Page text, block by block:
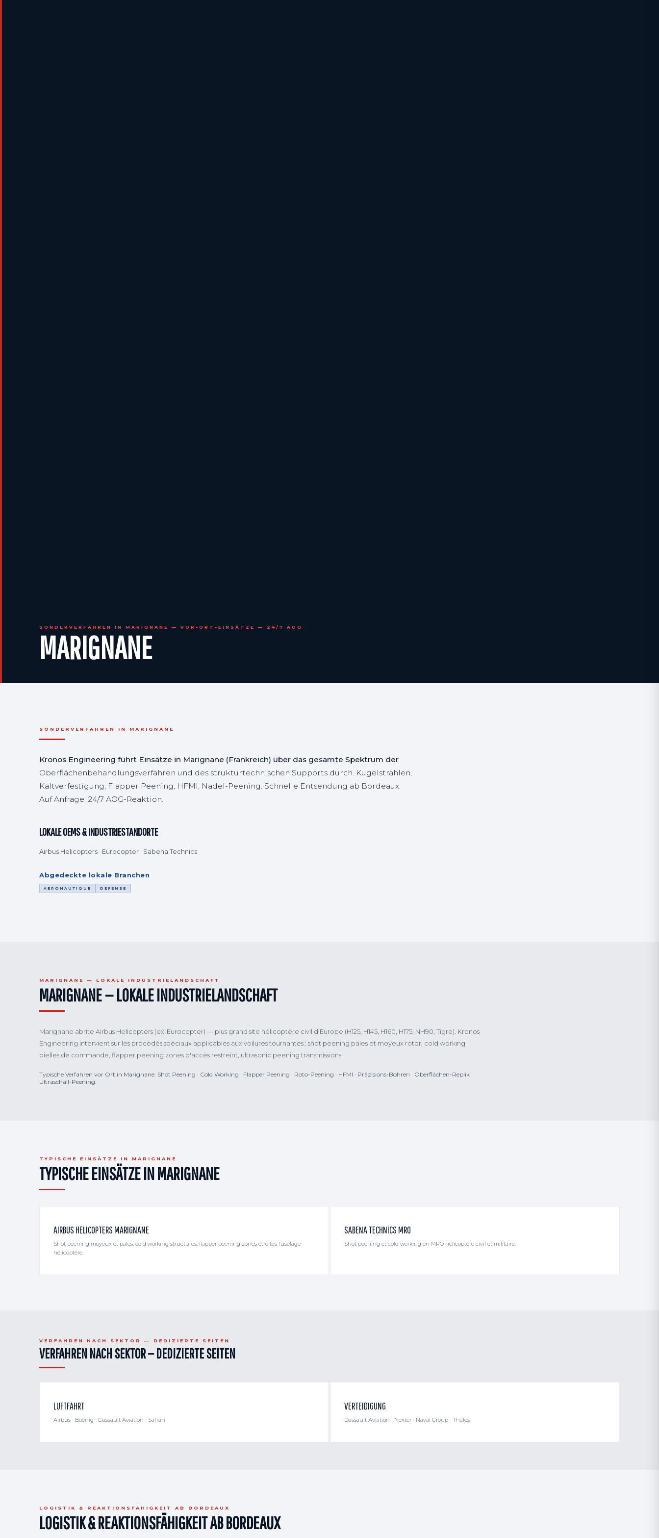
SONDERVERFAHREN IN MARIGNANE — VOR-ORT-EINSÄTZE — 24/7 AOG
MARIGNANE
SONDERVERFAHREN IN MARIGNANE
Kronos Engineering führt Einsätze in Marignane (Frankreich) über das gesamte Spektrum der
Oberflächenbehandlungsverfahren und des strukturtechnischen Supports durch. Kugelstrahlen,
Kaltverfestigung, Flapper Peening, HFMI, Nadel-Peening. Schnelle Entsendung ab Bordeaux.
Auf Anfrage: 24/7 AOG-Reaktion.
LOKALE OEMS & INDUSTRIESTANDORTE
Airbus Helicopters · Eurocopter · Sabena Technics
Abgedeckte lokale Branchen
AERONAUTIQUE DEFENSE
MARIGNANE — LOKALE INDUSTRIELANDSCHAFT
MARIGNANE — LOKALE INDUSTRIELANDSCHAFT
Marignane abrite Airbus Helicopters (ex-Eurocopter) — plus grand site hélicoptère civil d'Europe (H125, H145, H160, H175, NH90, Tigre). Kronos
Engineering intervient sur les procédés spéciaux applicables aux voilures tournantes : shot peening pales et moyeux rotor, cold working
bielles de commande, flapper peening zones d'accès restreint, ultrasonic peening transmissions.
Typische Verfahren vor Ort in Marignane: Shot Peening · Cold Working · Flapper Peening · Roto-Peening · HFMI · Präzisions-Bohren · Oberflächen-Replik ·
Ultraschall-Peening.
TYPISCHE EINSÄTZE IN MARIGNANE
TYPISCHE EINSÄTZE IN MARIGNANE
AIRBUS HELICOPTERS MARIGNANE
Shot peening moyeux et pales, cold working structures, flapper peening zones étroites fuselage
hélicoptère.
SABENA TECHNICS MRO
Shot peening et cold working en MRO hélicoptère civil et militaire.
VERFAHREN NACH SEKTOR — DEDIZIERTE SEITEN
VERFAHREN NACH SEKTOR — DEDIZIERTE SEITEN
LUFTFAHRT
Airbus · Boeing · Dassault Aviation · Safran
VERTEIDIGUNG
Dassault Aviation · Nexter · Naval Group · Thales
LOGISTIK & REAKTIONSFÄHIGKEIT AB BORDEAUX
LOGISTIK & REAKTIONSFÄHIGKEIT AB BORDEAUX